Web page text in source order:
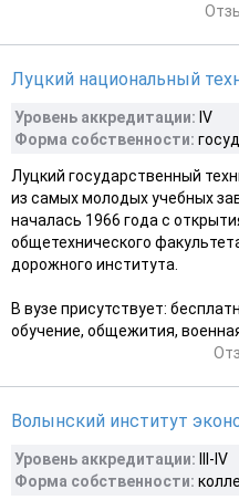
Луцкий национальный
Уровень аккредитации: IV
Форма собственности:
Луцкий государственный
из самых молодых учебных
началась 1966 года с
общетехнического
дорожного института.
В вузе присутствует:
обучение, общежития,
Волынский институт
Уровень аккредитации: ІІІ-IV
Форма собственности: